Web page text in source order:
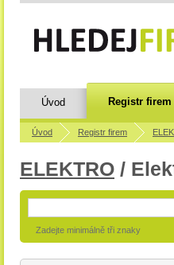
Úvod Registr firem
Úvod Registr firem
ELEKTRO /
Zadejte minimálně tři znaky